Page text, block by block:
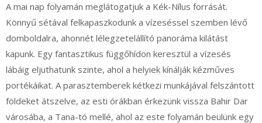
A mai nap folyamán meglátogatjuk a Kék-Nílus forrását.
Könnyű sétával felkapaszkodunk a vízeséssel szemben lévő
domboldalra, ahonnét lélegzetelállító panoráma kilátást
kapunk. Egy fantasztikus függőhídon keresztül a vízesés
lábáig eljuthatunk szinte, ahol a helyiek kínálják kézműves
portékáikat. A parasztemberek kétkezi munkájával felszántott
földeket átszelve, az esti órákban érkezünk vissza Bahir Dar
városába, a Tana-tó mellé, ahol az este folyamán beülünk egy